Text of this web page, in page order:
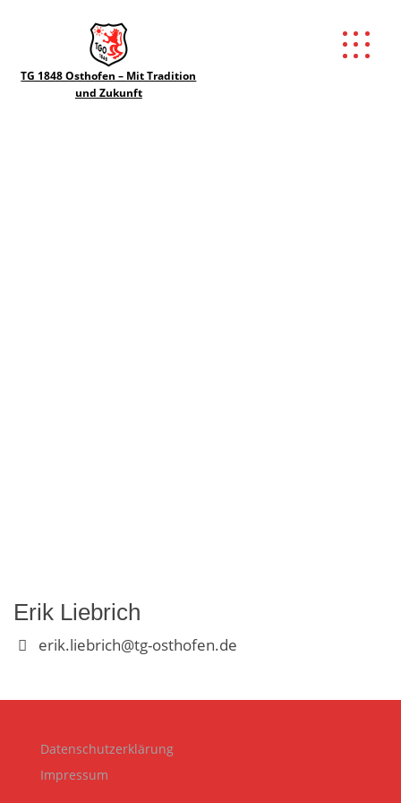
TG 1848 Osthofen – Mit Tradition
und Zukunft
Erik Liebrich
erik.liebrich@tg-osthofen.de
Datenschutzerklärung
Impressum